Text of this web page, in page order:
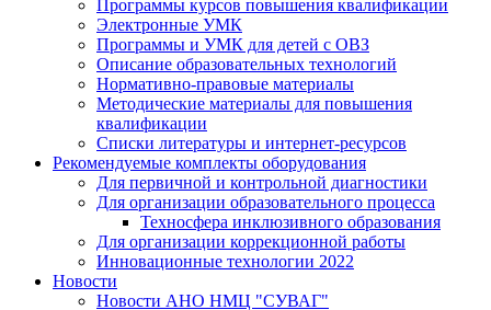
Программы курсов повышения квалификации
Электронные УМК
Программы и УМК для детей с ОВЗ
Описание образовательных технологий
Нормативно-правовые материалы
Методические материалы для повышения
квалификации
Списки литературы и интернет-ресурсов
Рекомендуемые комплекты оборудования
Для первичной и контрольной диагностики
Для организации образовательного процесса
Техносфера инклюзивного образования
Для организации коррекционной работы
Инновационные технологии 2022
Новости
Новости АНО НМЦ "СУВАГ"